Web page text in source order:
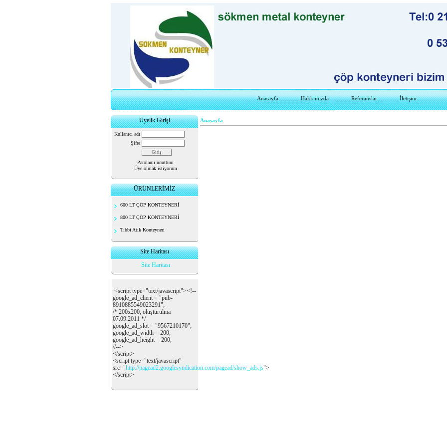
Anasayfa Hakkımızda Referanslar İletişim
Üyelik Girişi
Kullanıcı adı
Şifre
Parolamı unuttum
Üye olmak istiyorum
ÜRÜNLERİMİZ
600 LT ÇÖP KONTEYNERİ
800 LT ÇÖP KONTEYNERİ
Tıbbi Atık Konteyneri
Site Haritası
Site Haritası
<script type="text/javascript"><!--
google_ad_client = "pub-
8910885549023291";
/* 200x200, oluşturulma
07.09.2011 */
google_ad_slot = "9567210170";
google_ad_width = 200;
google_ad_height = 200;
//-->
</script>
<script type="text/javascript"
src="http://pagead2.googlesyndication.com/pagead/show_ads.js">
</script>
Anasayfa